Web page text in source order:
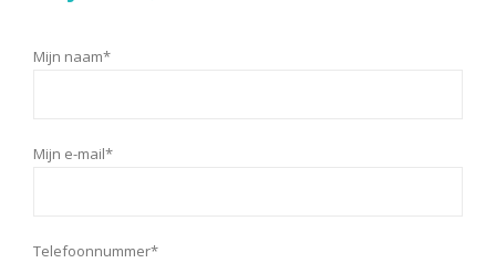
Mijn naam*
Mijn e-mail*
Telefoonnummer*